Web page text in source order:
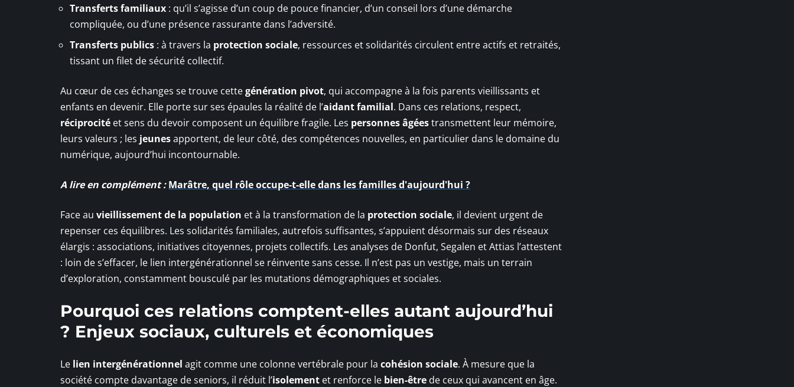
Transferts familiaux : qu’il s’agisse d’un coup de pouce financier, d’un conseil lors d’une démarche
compliquée, ou d’une présence rassurante dans l’adversité.
Transferts publics : à travers la protection sociale, ressources et solidarités circulent entre actifs et retraités,
tissant un filet de sécurité collectif.
Au cœur de ces échanges se trouve cettegénération pivot, qui accompagne à la fois parents vieillissants et
enfants en devenir. Elle porte sur ses épaules la réalité de l’aidant familial. Dans ces relations, respect,
réciprocité et sens du devoir composent un équilibre fragile. Les personnes âgéestransmettent leur mémoire,
leurs valeurs ; les jeunesapportent, de leur côté, des compétences nouvelles, en particulier dans le domaine du
numérique, aujourd’hui incontournable.
A lire en complément : Marâtre, quel rôle occupe-t-elle dans les familles d'aujourd'hui ?
Face au vieillissement de la population et à la transformation de la protection sociale, il devient urgent de
repenser ces équilibres. Les solidarités familiales, autrefois suffisantes, s’appuient désormais sur des réseaux
élargis : associations, initiatives citoyennes, projets collectifs. Les analyses de Donfut, Segalen et Attias l’attestent
: loin de s’effacer, le lien intergénérationnel se réinvente sans cesse. Il n’est pas un vestige, mais un terrain
d’exploration, constamment bousculé par les mutations démographiques et sociales.
Pourquoi ces relations comptent-elles autant aujourd’hui
? Enjeux sociaux, culturels et économiques
Le lien intergénérationnel agit comme une colonne vertébrale pour la cohésion sociale. À mesure que la
société compte davantage de seniors, il réduit l’isolement et renforce le bien-être de ceux qui avancent en âge.